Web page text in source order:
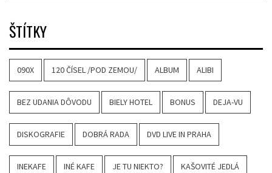
ŠTÍTKY
090X 120 ČÍSEL /POD ZEMOU/ ALBUM ALIBI
BEZ UDANIA DÔVODU BIELY HOTEL BONUS DEJA-VU
DISKOGRAFIE DOBRÁ RADA DVD LIVE IN PRAHA
INEKAFE INÉ KAFE JE TU NIEKTO? KAŠOVITÉ JEDLÁ